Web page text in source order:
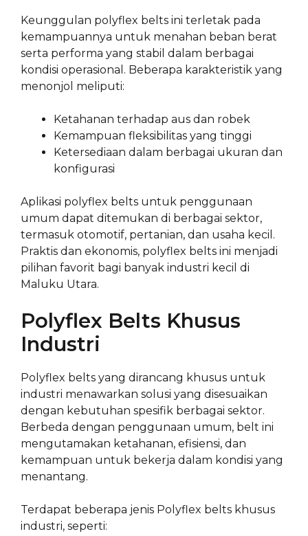
Keunggulan polyflex belts ini terletak pada
kemampuannya untuk menahan beban berat
serta performa yang stabil dalam berbagai
kondisi operasional. Beberapa karakteristik yang
menonjol meliputi:
Ketahanan terhadap aus dan robek
Kemampuan fleksibilitas yang tinggi
Ketersediaan dalam berbagai ukuran dan
konfigurasi
Aplikasi polyflex belts untuk penggunaan
umum dapat ditemukan di berbagai sektor,
termasuk otomotif, pertanian, dan usaha kecil.
Praktis dan ekonomis, polyflex belts ini menjadi
pilihan favorit bagi banyak industri kecil di
Maluku Utara.
Polyflex Belts Khusus
Industri
Polyflex belts yang dirancang khusus untuk
industri menawarkan solusi yang disesuaikan
dengan kebutuhan spesifik berbagai sektor.
Berbeda dengan penggunaan umum, belt ini
mengutamakan ketahanan, efisiensi, dan
kemampuan untuk bekerja dalam kondisi yang
menantang.
Terdapat beberapa jenis Polyflex belts khusus
industri, seperti: